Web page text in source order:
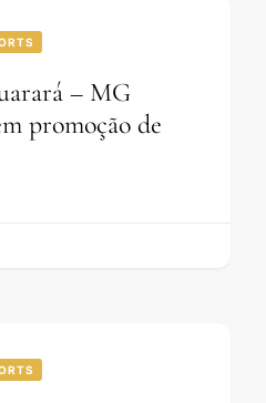
– MG
promoção de